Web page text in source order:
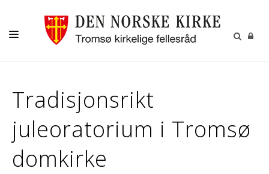
AKTIVITETER OG KONSERTER
DÅP
KONFIRMASJON
VIGSEL
Tradisjonsrikt
juleoratorium i Tromsø
domkirke